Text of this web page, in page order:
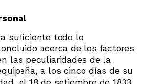
suficiente todo lo
acerca de los factores
las peculiaridades de la
a los cinco días de su
el 18 de setiembre de 1833,